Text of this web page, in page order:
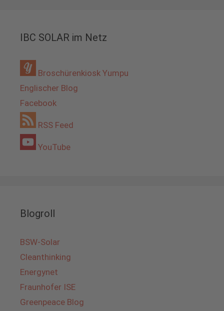
IBC SOLAR im Netz
Broschürenkiosk Yumpu
Englischer Blog
Facebook
RSS Feed
YouTube
Blogroll
BSW-Solar
Cleanthinking
Energynet
Fraunhofer ISE
Greenpeace Blog